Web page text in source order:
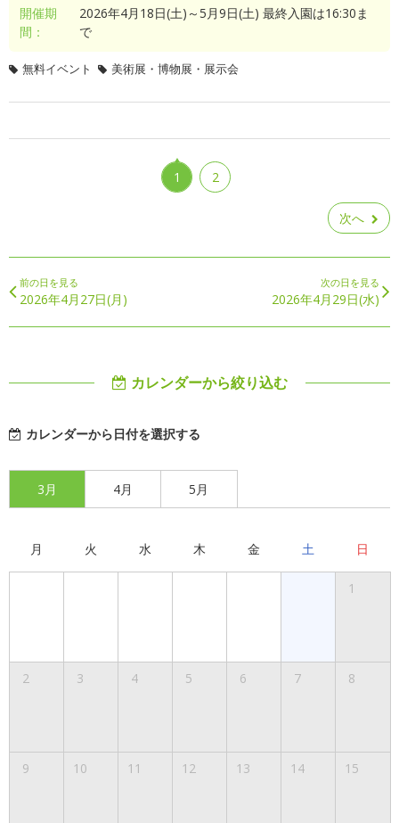
開催期
間：
2026年4月18日(土)～5月9日(土) 最終入園は16:30ま
で
無料イベント 美術展・博物展・展示会
1 2
次へ
前の日を見る
2026年4月27日(月)
次の日を見る
2026年4月29日(水)
カレンダーから絞り込む
カレンダーから日付を選択する
3月 4月 5月
月 火 水 木 金 土 日
1
2 3 4 5 6 7 8
9 10 11 12 13 14 15